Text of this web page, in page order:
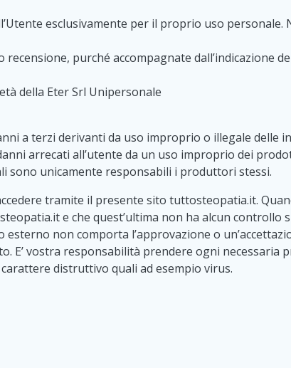
esclusivamente per il proprio uso
purché accompagnate dall’indicazione
della Eter Srl Unipersonale
a terzi derivanti da uso improprio o illegale
arrecati all’utente da un uso improprio dei
sono unicamente responsabili i produttori stessi.
tramite il presente sito tuttosteopatia.it.
e che quest’ultima non ha alcun controllo
non comporta l’approvazione o
E’ vostra responsabilità prendere ogni necessaria
distruttivo quali ad esempio virus.